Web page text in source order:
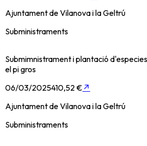
Ajuntament de Vilanova i la Geltrú
Subministraments
Submimnistrament i plantació
el pi gros
06/03/2025410,52 € ↗
Ajuntament de Vilanova i la Geltrú
Subministraments